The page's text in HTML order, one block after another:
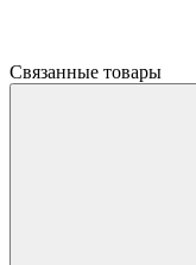
Связанные товары